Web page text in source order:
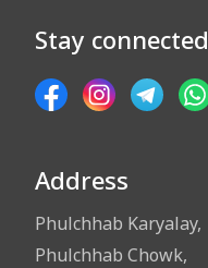
Stay connected
Address
Phulchhab Karyalay,
Phulchhab Chowk,